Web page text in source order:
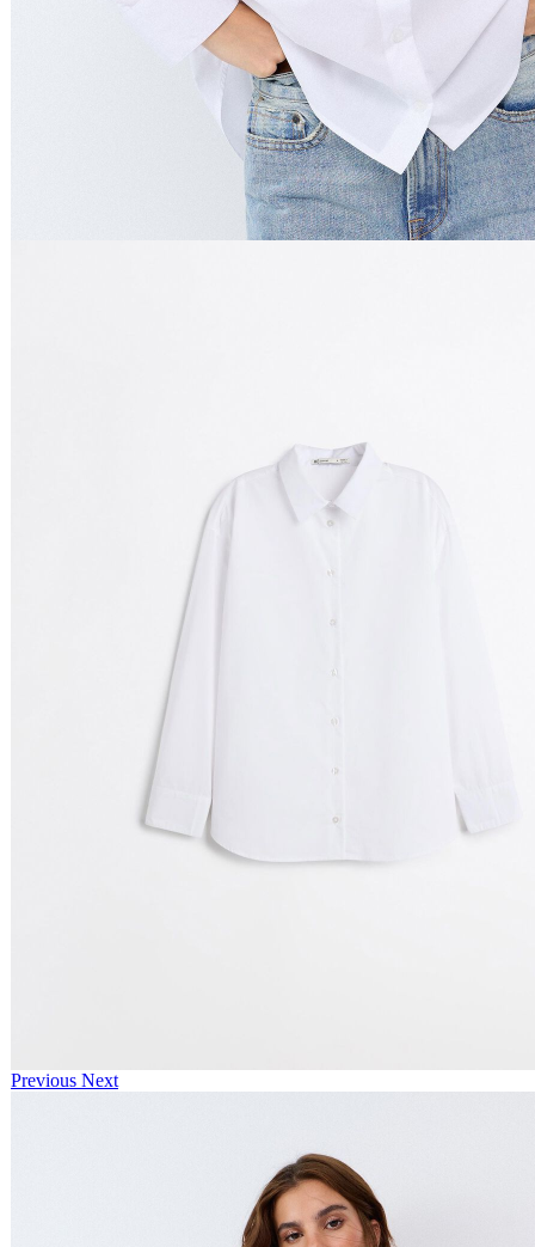
Previous Next